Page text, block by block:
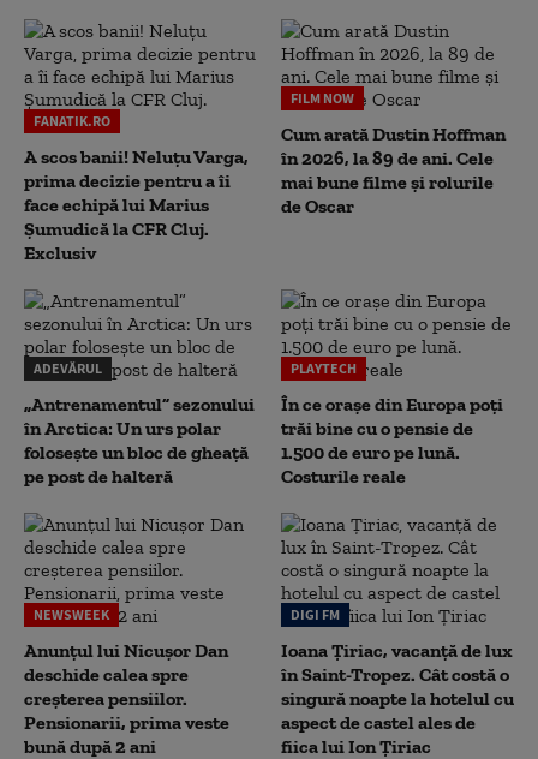
FANATIK.RO
A scos banii! Neluțu Varga,
prima decizie pentru a îi
face echipă lui Marius
Șumudică la CFR Cluj.
Exclusiv
FILM NOW
Cum arată Dustin Hoffman
în 2026, la 89 de ani. Cele
mai bune filme și rolurile
de Oscar
ADEVĂRUL
„Antrenamentul” sezonului
în Arctica: Un urs polar
folosește un bloc de gheață
pe post de halteră
PLAYTECH
În ce orașe din Europa poți
trăi bine cu o pensie de
1.500 de euro pe lună.
Costurile reale
NEWSWEEK
Anunțul lui Nicușor Dan
deschide calea spre
creșterea pensiilor.
Pensionarii, prima veste
bună după 2 ani
DIGI FM
Ioana Țiriac, vacanță de lux
în Saint-Tropez. Cât costă o
singură noapte la hotelul cu
aspect de castel ales de
fiica lui Ion Țiriac